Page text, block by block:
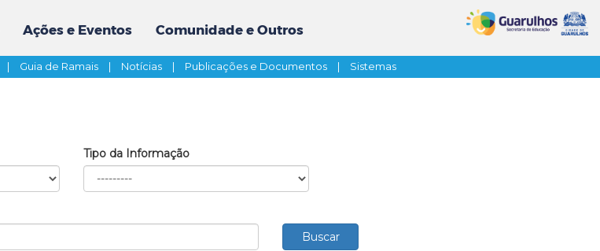
Ações e Eventos Comunidade e Outros
| Guia de Ramais | Notícias | Publicações e Documentos | Sistemas
Tipo da Informação